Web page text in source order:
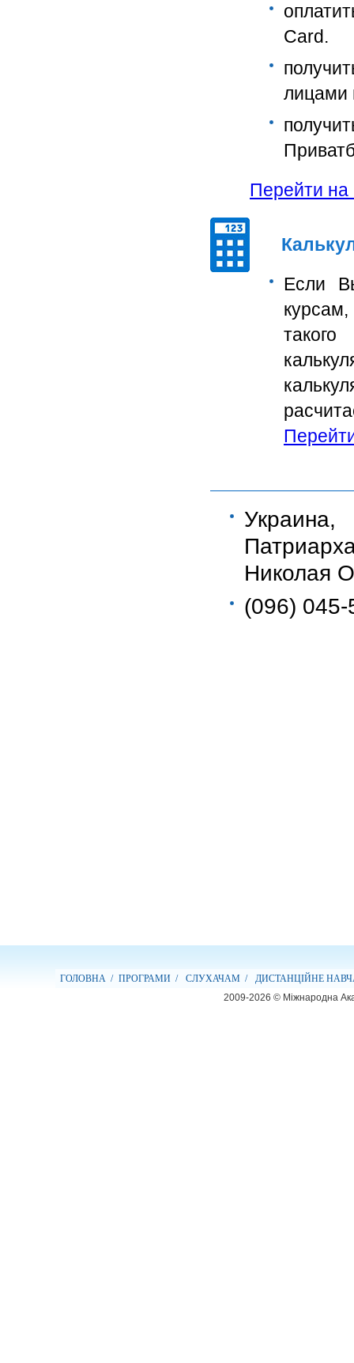
Card.
лицами
Перейти на
Если
Николая
(096)
ГОЛОВНА / ПРОГРАМИ / СЛУХАЧАМ /
ДИСТАНЦІЙНЕ
2009-2026 © Міжнародна